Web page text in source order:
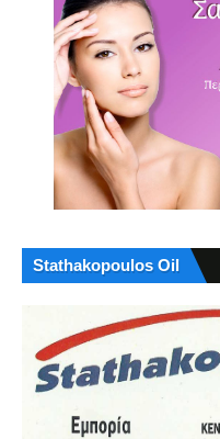
Stathakopoulos Oil